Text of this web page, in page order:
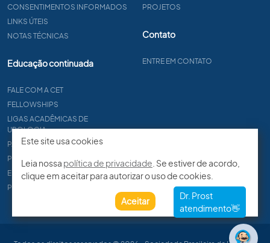
CONSENTIMENTOS INFORMADOS
LINKS ÚTEIS
NOTAS TÉCNICAS
Educação continuada
FALE COM A CET
FELLOWSHIPS
LIGAS ACADÊMICAS DE
UROLOGIA
PAPER
PROCET
EDITAIS
PROGRAMA DE RESIDÊNCIA
PROJETOS
Contato
ENTRE EM CONTATO
Este site usa cookies
Leia nossa política de privacidade . Se estiver de acordo,
clique em aceitar para autorizar o uso de cookies.
Aceitar